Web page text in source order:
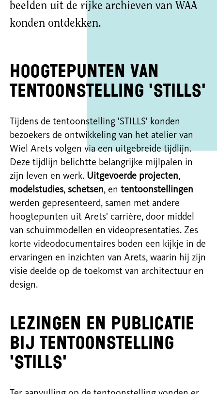
beelden uit de rijke archieven van WAA
konden ontdekken.
Hoogtepunten van
tentoonstelling 'STILLS'
Tijdens de tentoonstelling 'STILLS' konden
bezoekers de ontwikkeling van het atelier van
Wiel Arets volgen via een uitgebreide tijdlijn.
Deze tijdlijn belichtte belangrijke mijlpalen in
zijn leven en werk. Uitgevoerde projecten,
modelstudies, schetsen, en tentoonstellingen
werden gepresenteerd, samen met andere
hoogtepunten uit Arets' carrière, door middel
van schuimmodellen en videopresentaties. Zes
korte videodocumentaires boden een kijkje in de
ervaringen en inzichten van Arets, waarin hij zijn
visie deelde op de toekomst van architectuur en
design.
Lezingen en publicatie
bij tentoonstelling
'STILLS'